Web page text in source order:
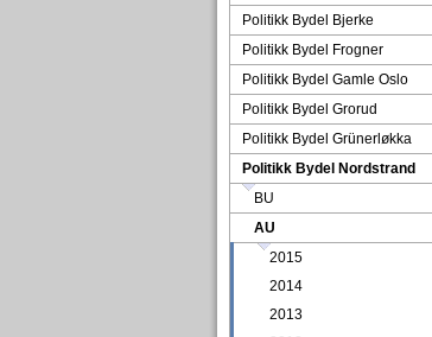
Politikk Bydel Bjerke
Politikk Bydel Frogner
Politikk Bydel Gamle Oslo
Politikk Bydel Grorud
Politikk Bydel Grünerløkka
Politikk Bydel Nordstrand
BU
AU
2015
2014
2013